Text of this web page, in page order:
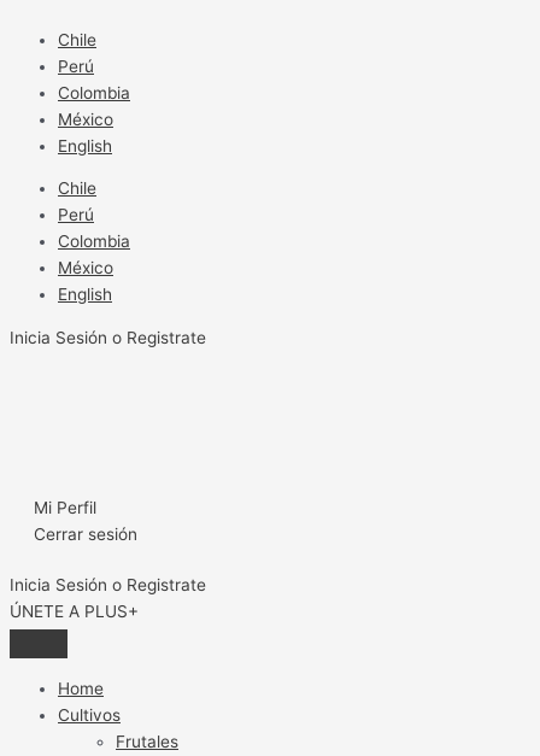
contenido
Chile
Perú
Colombia
México
English
Chile
Perú
Colombia
México
English
Inicia Sesión o Registrate
Mi Perfil
Cerrar sesión
Inicia Sesión o Registrate
ÚNETE A PLUS+
Home
Cultivos
Frutales